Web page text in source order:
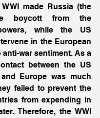
made Russia (the
boycott from the
while the US
in the European
anti-war sentiment. As a
between the US
Europe was much
failed to prevent the
from expending in
Therefore, the WWI